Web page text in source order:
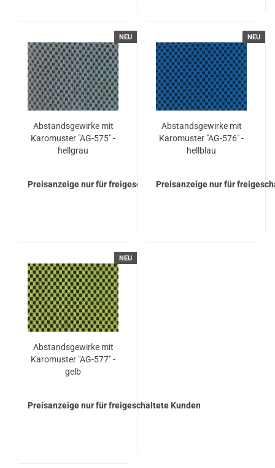
NEU
Ab­stands­ge­wir­ke mit
Ka­ro­mus­ter "AG-​575" -
hell­grau
Preisanzeige nur für freigeschaltete Kunden
NEU
Ab­stands­ge­wir­ke mit
Ka­ro­mus­ter "AG-​576" -
hell­blau
Preisanzeige nur für
NEU
Ab­stands­ge­wir­ke mit
Ka­ro­mus­ter "AG-​577" -
gelb
Preisanzeige nur für freigeschaltete Kunden